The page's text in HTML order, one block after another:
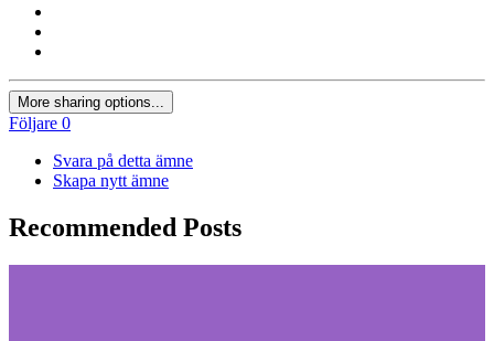
More sharing options...
Följare 0
Svara på detta ämne
Skapa nytt ämne
Recommended Posts